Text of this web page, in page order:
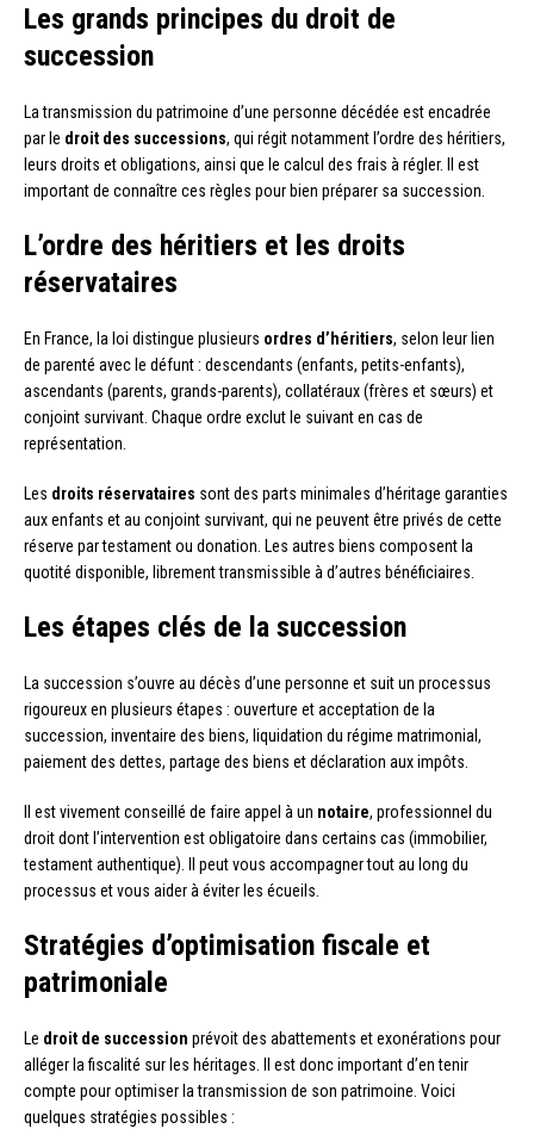
Les grands principes du droit de
succession
La transmission du patrimoine d’une personne décédée est encadrée
par le droit des successions, qui régit notamment l’ordre des héritiers,
leurs droits et obligations, ainsi que le calcul des frais à régler. Il est
important de connaître ces règles pour bien préparer sa succession.
L’ordre des héritiers et les droits
réservataires
En France, la loi distingue plusieurs ordres d’héritiers, selon leur lien
de parenté avec le défunt : descendants (enfants, petits-enfants),
ascendants (parents, grands-parents), collatéraux (frères et sœurs) et
conjoint survivant. Chaque ordre exclut le suivant en cas de
représentation.
Les droits réservataires sont des parts minimales d’héritage garanties
aux enfants et au conjoint survivant, qui ne peuvent être privés de cette
réserve par testament ou donation. Les autres biens composent la
quotité disponible, librement transmissible à d’autres bénéficiaires.
Les étapes clés de la succession
La succession s’ouvre au décès d’une personne et suit un processus
rigoureux en plusieurs étapes : ouverture et acceptation de la
succession, inventaire des biens, liquidation du régime matrimonial,
paiement des dettes, partage des biens et déclaration aux impôts.
Il est vivement conseillé de faire appel à un notaire, professionnel du
droit dont l’intervention est obligatoire dans certains cas (immobilier,
testament authentique). Il peut vous accompagner tout au long du
processus et vous aider à éviter les écueils.
Stratégies d’optimisation fiscale et
patrimoniale
Le droit de succession prévoit des abattements et exonérations pour
alléger la fiscalité sur les héritages. Il est donc important d’en tenir
compte pour optimiser la transmission de son patrimoine. Voici
quelques stratégies possibles :